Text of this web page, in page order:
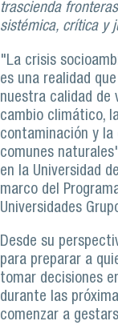
trascienda
sistémica, crítica y
"La crisis
es una realidad
nuestra calidad de
cambio climático,
contaminación y la
comunes
en la Universidad
marco del
Universidades
Desde su
para preparar a
tomar decisiones
durante las
comenzar a